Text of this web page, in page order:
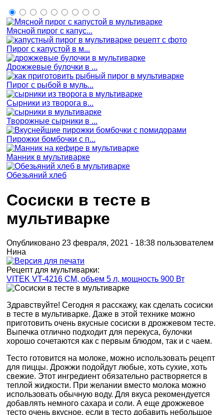
Мясной пирог с капус...
Пирог с капустой в м...
Дрожжевые булочки в ...
Пирог с рыбой в муль...
Сырники из творога в...
Творожные сырники в ...
Пирожки бомбочки с п...
Манник в мультиварке
Обезьяний хлеб
Сосиски в тесте в
мультиварке
Опубликовано 23 февраля, 2021 - 18:38 пользователем
Нина
Рецепт для мультиварки:
VITEK VT-4216 CM, объем 5 л, мощность 900 Вт
Здравствуйте! Сегодня я расскажу, как сделать сосиски
в тесте в мультиварке. Даже в этой технике можно
приготовить очень вкусные сосиски в дрожжевом тесте.
Выпечка отлично подходит для перекуса, булочки
хорошо сочетаются как с первым блюдом, так и с чаем.
Тесто готовится на молоке, можно использовать рецепт
для пиццы. Дрожжи подойдут любые, хоть сухие, хоть
свежие. Этот ингредиент обязательно растворяется в
теплой жидкости. При желании вместо молока можно
использовать обычную воду. Для вкуса рекомендуется
добавлять немного сахара и соли. А еще дрожжевое
тесто очень вкусное, если в тесто добавить небольшое